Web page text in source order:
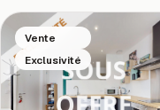
Vente
Exclusivité